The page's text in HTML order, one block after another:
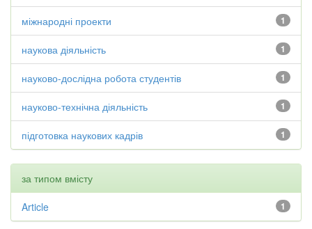
1
міжнародні проекти
1
наукова діяльність
1
науково-дослідна робота студентів
1
науково-технічна діяльність
1
підготовка наукових кадрів
за типом вмісту
1
Article